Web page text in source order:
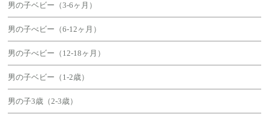
男の子ベビー（3-6ヶ月）
男の子べビー（6-12ヶ月）
男の子べビー（12-18ヶ月）
男の子ベビー（1-2歳）
男の子3歳（2-3歳）